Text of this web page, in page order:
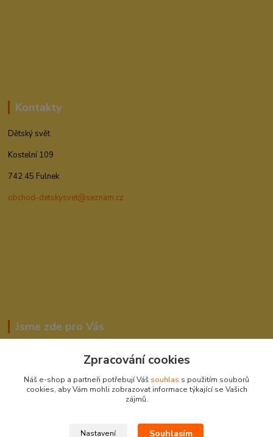
Kontakty
Dětský svět
Kostelní 109
742 45 Fulnek
obchod-detskysvet@seznam.cz
Jsme zde pro Vás
604278943
Zpracování cookies
Náš e-shop a partneři potřebují Váš souhlas s použitím souborů
cookies, aby Vám mohli zobrazovat informace týkající se Vašich
zájmů.
Nastavení Souhlasím